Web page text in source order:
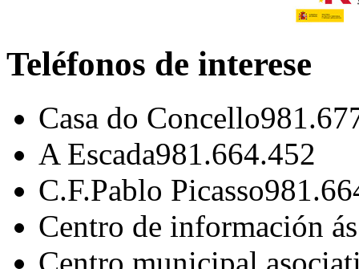
Teléfonos de interese
Casa do Concello
A Escada981.664.452
C.F.Pablo Picasso
Centro de información